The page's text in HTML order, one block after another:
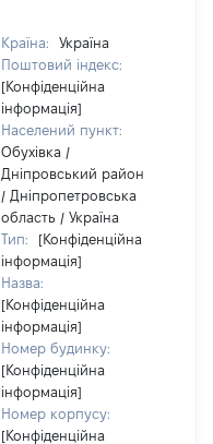
Країна:
Україна
Поштовий індекс:
[Конфіденційна
інформація]
Населений пункт:
Обухівка /
Дніпровський район
/ Дніпропетровська
область / Україна
Тип:
[Конфіденційна
інформація]
Назва:
[Конфіденційна
інформація]
Номер будинку:
[Конфіденційна
інформація]
Номер корпусу:
[Конфіденційна